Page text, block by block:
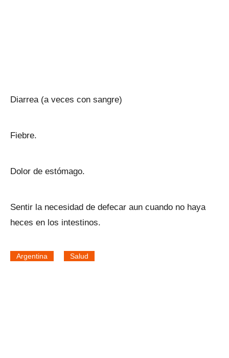
Diarrea (a veces con sangre)
Fiebre.
Dolor de estómago.
Sentir la necesidad de defecar aun cuando no haya
heces en los intestinos.
Argentina Salud